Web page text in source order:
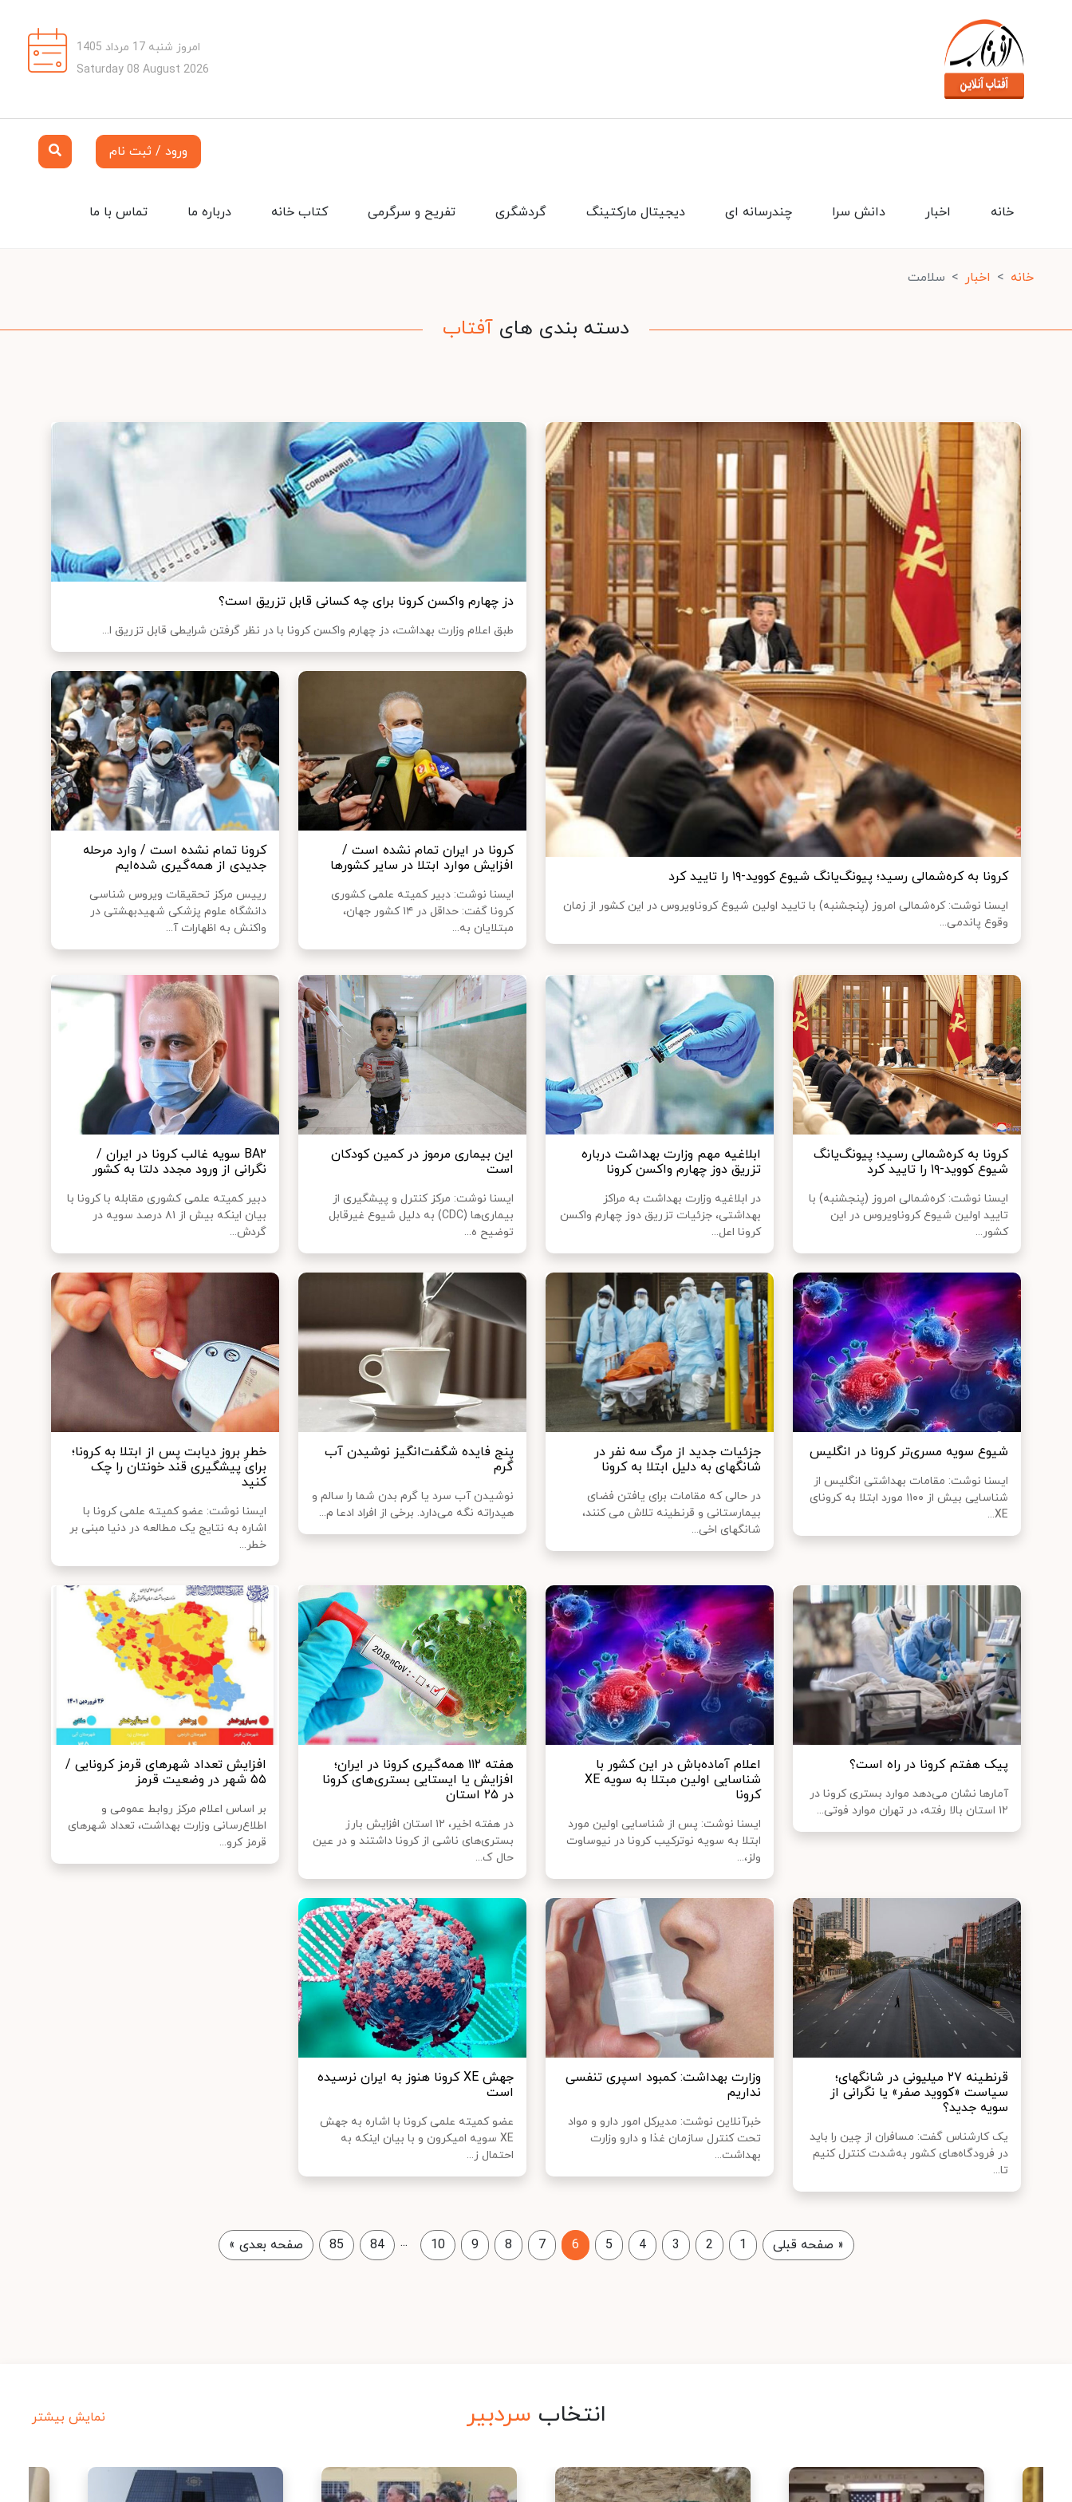
امروز شنبه 17 مرداد 1405
Saturday 08 August 2026
ورود / ثبت نام
تماس با ما درباره ما کتاب خانه تفریح و سرگرمی گردشگری دیجیتال مارکتینگ چندرسانه ای دانش سرا اخبار خانه
خانه اخبار سلامت
دسته بندی های آفتاب
کرونا به کره‌شمالی رسید؛ پیونگ‌یانگ شیوع کووید-۱۹ را تایید کرد
ایسنا نوشت: کره‌شمالی امروز (پنجشنبه) با تایید اولین شیوع کروناویروس در این کشور از زمان
وقوع پاندمی...
دز چهارم واکسن کرونا برای چه کسانی قابل تزریق است؟
طبق اعلام وزارت بهداشت، دز چهارم واکسن کرونا با در نظر گرفتن شرایطی قابل تزریق ا...
کرونا در ایران تمام نشده است /
افزایش موارد ابتلا در سایر کشورها
ایسنا نوشت: دبیر کمیته علمی کشوری
کرونا گفت: حداقل در ۱۴ کشور جهان،
مبتلایان به...
کرونا تمام نشده است / وارد مرحله
جدیدی از همه‌گیری شده‌ایم
رییس مرکز تحقیقات ویروس شناسی
دانشگاه علوم پزشکی شهیدبهشتی در
واکنش به اظهارات آ...
کرونا به کره‌شمالی رسید؛ پیونگ‌یانگ
شیوع کووید-۱۹ را تایید کرد
ایسنا نوشت: کره‌شمالی امروز (پنجشنبه) با
تایید اولین شیوع کروناویروس در این
کشور...
ابلاغیه مهم وزارت بهداشت درباره
تزریق دوز چهارم واکسن کرونا
در ابلاغیه وزارت بهداشت به مراکز
بهداشتی، جزئیات تزریق دوز چهارم واکسن
کرونا اعل...
این بیماری مرموز در کمین کودکان
است
ایسنا نوشت: مرکز کنترل و پیشگیری از
بیماری‌ها (CDC) به دلیل شیوع غیرقابل
توضیح ه...
BA۲ سویه غالب کرونا در ایران /
نگرانی از ورود مجدد دلتا به کشور
دبیر کمیته علمی کشوری مقابله با کرونا با
بیان اینکه بیش از ۸۱ درصد سویه در
گردش...
شیوع سویه مسری‌تر کرونا در انگلیس
ایسنا نوشت: مقامات بهداشتی انگلیس از
شناسایی بیش از ۱۱۰۰ مورد ابتلا به کرونای
XE...
جزئیات جدید از مرگ سه نفر در
شانگهای به دلیل ابتلا به کرونا
در حالی که مقامات برای یافتن فضای
بیمارستانی و قرنطینه تلاش می کنند،
شانگهای اخی...
پنج فایده شگفت‌انگیز نوشیدن آب
گرم
نوشیدن آب سرد یا گرم بدن شما را سالم و
هیدراته نگه می‌دارد. برخی از افراد ادعا م...
خطرِ بروز دیابت پس از ابتلا به کرونا؛
برای پیشگیری قند خونتان را چک
کنید
ایسنا نوشت: عضو کمیته علمی کرونا با
اشاره به نتایج یک مطالعه در دنیا مبنی بر
خطر...
پیک هفتم کرونا در راه است؟
آمار‌ها نشان می‌دهد موارد بستری کرونا در
۱۲ استان بالا رفته، در تهران موارد فوتی...
اعلام آماده‌باش در این کشور با
شناسایی اولین مبتلا به سویه XE
کرونا
ایسنا نوشت: پس از شناسایی اولین مورد
ابتلا به سویه نوترکیب کرونا در نیوساوت
ولز،...
هفته ۱۱۲ همه‌گیری کرونا در ایران؛
افزایش یا ایستایی بستری‌های کرونا
در ۲۵ استان
در هفته اخیر، ۱۲ استان افزایش بارز
بستری‌های ناشی از کرونا داشتند و در عین
حال ک...
افزایش تعداد شهرهای قرمز کرونایی /
۵۵ شهر در وضعیت قرمز
بر اساس اعلام مرکز روابط عمومی و
اطلاع‌رسانی وزارت بهداشت، تعداد شهرهای
قرمز کرو...
قرنطینه ۲۷ میلیونی در شانگهای؛
سیاست «کووید صفر» یا نگرانی از
سویه جدید؟
یک کارشناس گفت: مسافران از چین را باید
در فرودگاه‌های کشور به‌شدت کنترل کنیم
تا...
وزارت بهداشت: کمبود اسپری تنفسی
نداریم
خبرآنلاین نوشت: مدیرکل امور دارو و مواد
تحت کنترل سازمان غذا و دارو وزارت
بهداشت...
جهش XE کرونا هنوز به ایران نرسیده
است
عضو کمیته علمی کرونا با اشاره به جهش
XE سویه امیکرون و با بیان اینکه به
احتمال ز...
« صفحه قبلی 1
2
3
4
5
6
7
8
9
10
...
84
85 صفحه بعدی »
انتخاب سردبیر نمایش بیشتر